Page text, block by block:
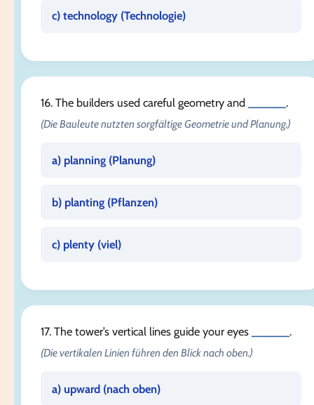
c) technology (Technologie)
16. The builders used careful geometry and .
(Die Bauleute nutzten sorgfältige Geometrie und Planung.)
a) planning (Planung)
b) planting (Pflanzen)
c) plenty (viel)
17. The tower’s vertical lines guide your eyes .
(Die vertikalen Linien führen den Blick nach oben.)
a) upward (nach oben)